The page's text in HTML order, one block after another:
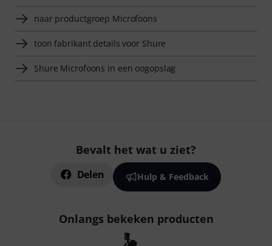
naar productgroep Microfoons
toon fabrikant details voor Shure
Shure Microfoons in een oogopslag
Bevalt het wat u ziet?
Delen Hulp & Feedback
Onlangs bekeken producten